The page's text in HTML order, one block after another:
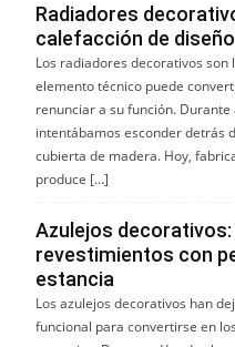
Radiadores
calefacción de
Los radiadores decorativos
elemento técnico puede
renunciar a su función.
intentábamos esconder detrás
cubierta de madera. Hoy,
produce […]
Azulejos
revestimientos con
estancia
Los azulejos decorativos han
funcional para convertirse en